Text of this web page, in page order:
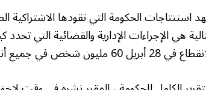
استنتاجات الحكومة التي تقودها
هي الإجراءات الإدارية والقضائية التي